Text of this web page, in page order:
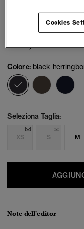
Cappotto
€ 249,99
Colore: black
selezionato
Seleziona Taglia:
XS S M
Note dell'editor
Cookies